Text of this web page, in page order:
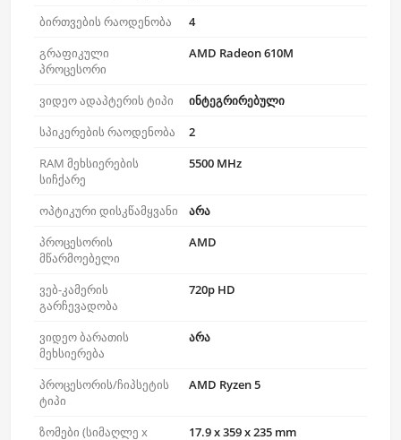
ბირთვების რაოდენობა
4
გრაფიკული
პროცესორი
AMD Radeon 610M
ვიდეო ადაპტერის ტიპი
ინტეგრირებული
სპიკერების რაოდენობა
2
RAM მეხსიერების
სიჩქარე
5500 MHz
ოპტიკური დისკწამყვანი
არა
პროცესორის
მწარმოებელი
AMD
ვებ-კამერის
გარჩევადობა
720p HD
ვიდეო ბარათის
მეხსიერება
არა
პროცესორის/ჩიპსეტის
ტიპი
AMD Ryzen 5
ზომები (სიმაღლე x
17.9 x 359 x 235 mm